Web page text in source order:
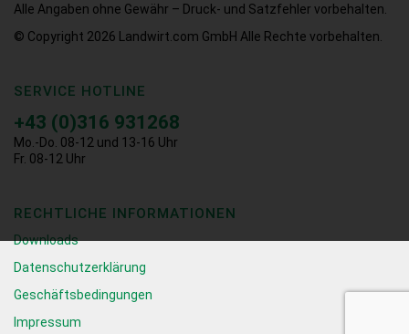
Alle Angaben ohne Gewähr – Druck- und Satzfehler vorbehalten.
© Copyright 2026
Landwirt.com GmbH Alle Rechte vorbehalten.
SERVICE HOTLINE
+43 (0)316 931268
Mo.-Do. 08-12 und 13-16 Uhr
Fr. 08-12 Uhr
RECHTLICHE INFORMATIONEN
Downloads
Datenschutzerklärung
Geschäftsbedingungen
Impressum